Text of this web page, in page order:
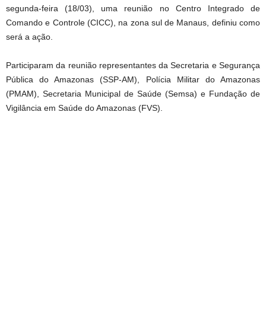
segunda-feira (18/03), uma reunião no Centro Integrado de
Comando e Controle (CICC), na zona sul de Manaus, definiu como
será a ação.
Participaram da reunião representantes da Secretaria e Segurança
Pública do Amazonas (SSP-AM), Polícia Militar do Amazonas
(PMAM), Secretaria Municipal de Saúde (Semsa) e Fundação de
Vigilância em Saúde do Amazonas (FVS).